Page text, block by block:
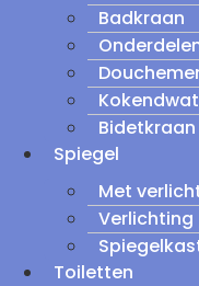
Badkraan
Bidetkraan
Spiegel
Met
Toiletten